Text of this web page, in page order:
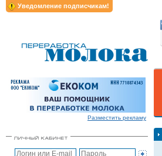
Уведомление подписчикам!
Разместить рекламу